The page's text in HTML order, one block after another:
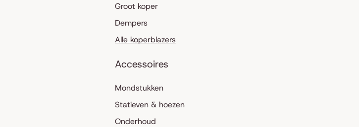
Groot koper
Dempers
Alle koperblazers
Accessoires
Mondstukken
Statieven & hoezen
Onderhoud